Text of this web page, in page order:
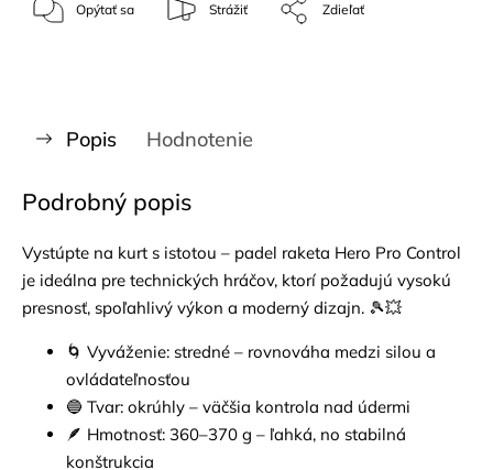
Opýtať sa Strážiť Zdieľať
Popis Hodnotenie
Podrobný popis
Vystúpte na kurt s istotou – padel raketa Hero Pro Control
je ideálna pre technických hráčov, ktorí požadujú vysokú
presnosť, spoľahlivý výkon a moderný dizajn. 🎾💥
🌀 Vyváženie: stredné – rovnováha medzi silou a
ovládateľnosťou
🔵 Tvar: okrúhly – väčšia kontrola nad údermi
🪶 Hmotnosť: 360–370 g – ľahká, no stabilná
konštrukcia